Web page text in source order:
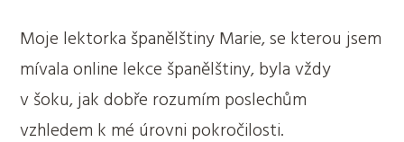
Moje lektorka španělštiny Marie, se kterou jsem
mívala online lekce španělštiny, byla vždy
v šoku, jak dobře rozumím poslechům
vzhledem k mé úrovni pokročilosti.